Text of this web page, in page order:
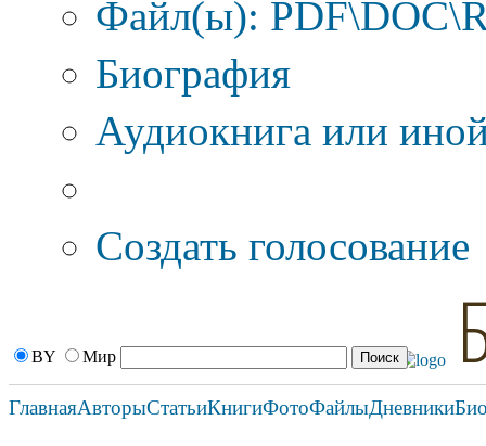
Файл(ы):
Биография
Аудиокнига или
Создать голосование
BY Мир
ГлавнаяАвторыСтатьиКнигиФотоФайлыДневники